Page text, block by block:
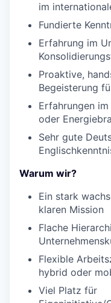
im
Fundierte
Erfahrung im
Proaktive,
Begeisterung
Erfahrungen
oder
Sehr gute
Warum wir?
Ein stark
klaren Mission
Flache
Flexible
hybrid oder
Viel Platz für